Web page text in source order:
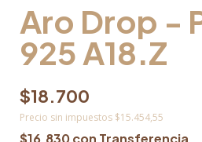
Aro Drop -
925 A18.Z
$18.700
Precio sin impuestos $15.454,55
$16.830con Transferencia